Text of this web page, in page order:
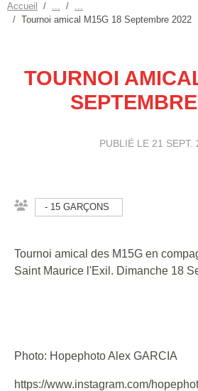
Accueil
Tournoi amical M15G 18 Septembre 2022
TOURNOI
PUBLIÉ LE 21 SEPT.
- 15 GARÇONS
Tournoi amical des M15G en
Saint Maurice l'Exil. Dimanche 18
Photo: Hopephoto Alex GARCIA
https://www.instagram.com/